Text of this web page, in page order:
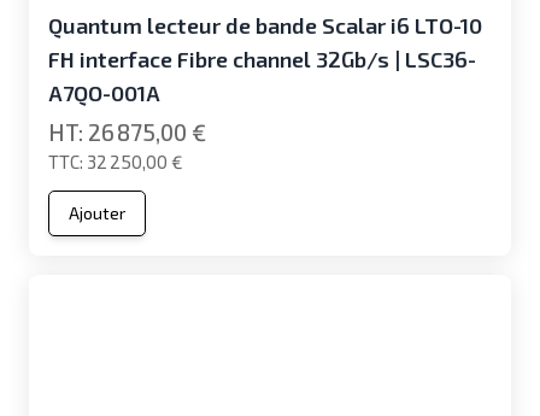
Quantum lecteur de bande Scalar i6 LTO-10
FH interface Fibre channel 32Gb/s | LSC36-
A7QO-001A
32 250,00 €
26 875,00 €
Ajouter